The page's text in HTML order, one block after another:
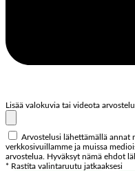
Lisää valokuvia tai videota
Arvostelusi lähettämällä annat
verkkosivuillamme ja muissa
arvostelua. Hyväksyt nämä ehdot
* Rastita valintaruutu jatkaaksesi